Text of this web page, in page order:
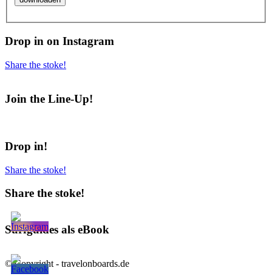
Drop in on Instagram
Share the stoke!
Join the Line-Up!
Drop in!
Share the stoke!
Share the stoke!
Surfguides als eBook
© Copyright - travelonboards.de